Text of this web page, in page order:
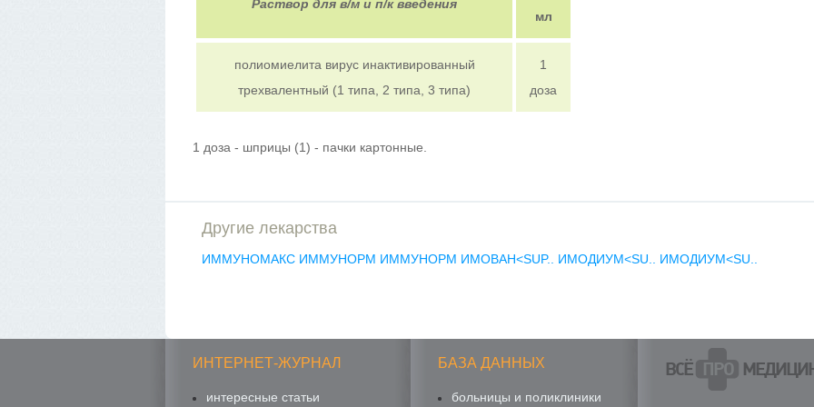
Раствор для в/м и п/к введения
мл
полиомиелита вирус инактивированный
трехвалентный (1 типа, 2 типа, 3 типа)
1
доза
1 доза - шприцы (1) - пачки картонные.
Другие лекарства
ИММУНОМАКС ИММУНОРМ ИММУНОРМ ИМОВАН<SUP.. ИМОДИУМ<SU.. ИМОДИУМ<SU..
ИНТЕРНЕТ-ЖУРНАЛ
интересные статьи
БАЗА ДАННЫХ
больницы и поликлиники
ВСЁ ПРО